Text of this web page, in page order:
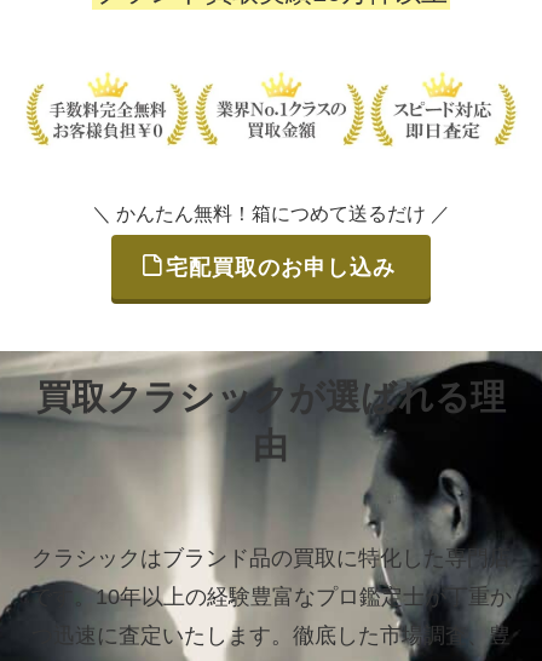
＼ かんたん無料！箱につめて送るだけ ／
宅配買取のお申し込み
買取クラシックが選ばれる理
由
クラシックはブランド品の買取に特化した専門店
です。10年以上の経験豊富なプロ鑑定士が丁重か
つ迅速に査定いたします。 徹底した市場調査、豊